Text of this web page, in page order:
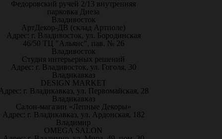
Федоровский ручей 2/13 внутренняя
парковка Диеза
Владивосток
АртДекор-ДВ (склад Артполе)
Адрес: г. Владивосток, ул. Бородинская
46/50 ТЦ "Альянс", пав. № 26
Владивосток
Студия интерьерных решений
Адрес: г. Владивосток, ул. Гоголя, 30
Владикавказ
DESIGN MARKET
г. Владикавказ, ул. Первомайская, 28
Владикавказ
Салон-магазин «Лепные Декоры»
Адрес: г. Владикавказ, ул. Ардонская, 182
Владимир
OMEGA SALON